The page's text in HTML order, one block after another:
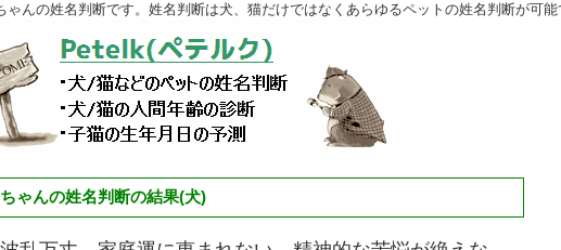
ゃんの姓名判断です。姓名判断は犬、猫だけではなくあらゆるペットの姓名判断が可能
ゃんの姓名判断の結果(犬)